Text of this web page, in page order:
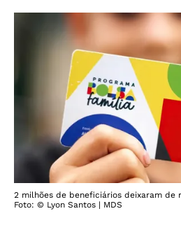
2 milhões de beneficiários deixaram de
Foto: © Lyon Santos | MDS